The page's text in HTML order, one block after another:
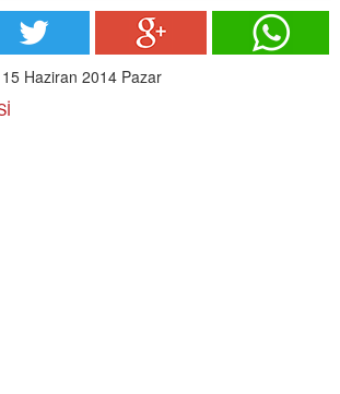
15 Haziran 2014 Pazar